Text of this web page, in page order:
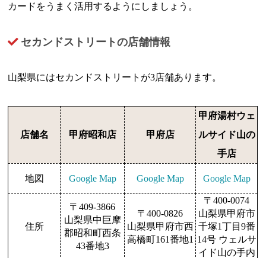
カードをうまく活用するようにしましょう。
セカンドストリートの店舗情報
山梨県にはセカンドストリートが3店舗あります。
店舗名 甲府昭和店 甲府店
甲府湯村ウェ
ルサイド山の
手店
地図 Google Map Google Map Google Map
住所
〒409-3866
山梨県中巨摩
郡昭和町西条
43番地3
〒400-0826
山梨県甲府市西
高橋町161番地1
〒400-0074
山梨県甲府市
千塚1丁目9番
14号 ウェルサ
イド山の手内